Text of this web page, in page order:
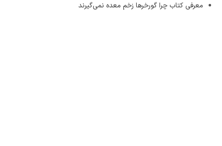
معرفی کتاب چرا گورخرها زخم معده نمی‌گیرند